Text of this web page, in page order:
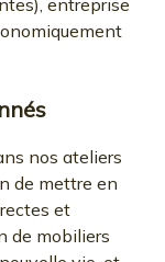
entreprise
nos ateliers
de mettre en
et
de mobiliers